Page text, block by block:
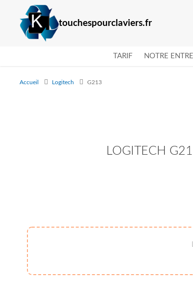
touchespourclaviers.fr
TARIF NOTRE
Accueil Logitech G213
LOGITECH